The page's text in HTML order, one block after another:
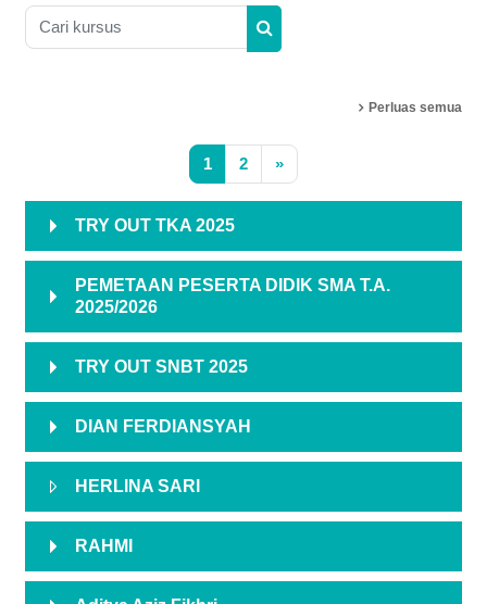
Cari kursus
Cari kursus
Perluas semua
1 Halaman 1
2Halaman 2
»Laman selanjutnya
TRY OUT TKA 2025
PEMETAAN PESERTA DIDIK SMA T.A.
2025/2026
TRY OUT SNBT 2025
DIAN FERDIANSYAH
HERLINA SARI
RAHMI